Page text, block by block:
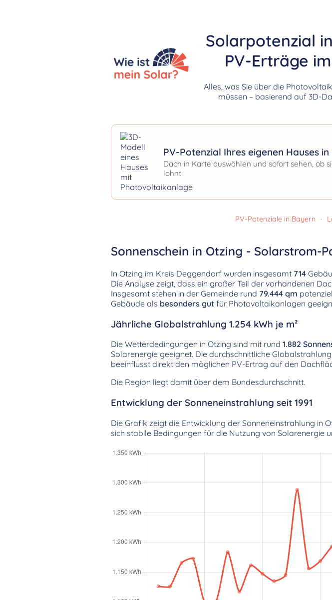
Solarpotenzial
PV-Erträge
Alles, was Sie über die
müssen – basierend auf 3D-
PV-Potenzial Ihres eigenen Hauses
Dach in Karte auswählen und sofort sehen, ob
lohnt
PV-Potenziale in Bayern ·
Sonnenschein in Otzing - Solarstrom-
In Otzing im Kreis Deggendorf wurden insgesamt 714
Die Analyse zeigt, dass ein großer Teil der vorhandenen
Insgesamt stehen in der Gemeinde rund 79.444 qm
Gebäude als besonders gut für Photovoltaikanlagen
Jährliche Globalstrahlung 1.254 kWh je m²
Die Wetterdedingungen in Otzing sind mit rund 1.882
Solarenergie geeignet. Die durchschnittliche
beeinflusst direkt den möglichen PV-Ertrag auf den
Die Region liegt damit über dem Bundesdurchschnitt.
Entwicklung der Sonneneinstrahlung seit 1991
Die Grafik zeigt die Entwicklung der Sonneneinstrahlung in
sich stabile Bedingungen für die Nutzung von Solarenergie